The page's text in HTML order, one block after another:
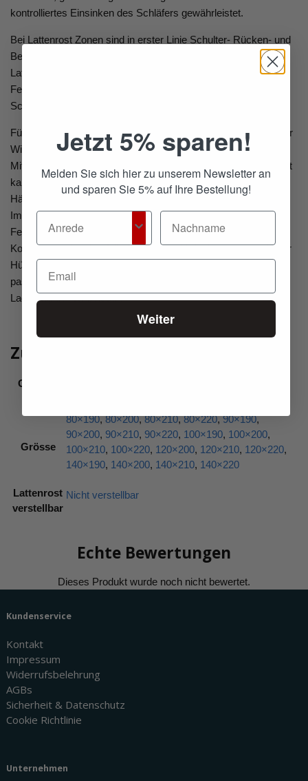
kontrolliertes Einsinken des Schläfers gewährleistet. ​
Bei Lattenrost Zonen sind in erster Linie Schulter- Rücken- und
Beckenbereich von Bedeutung. In der Schulterzone verfügt die
Lattenrost-Serie Quattro+ über besonders flexible
Federholzleisten, die in der Seitenlage das Einsinken der
Schulter begünstigen. ​
Für die ergonomisch korrekte und daher gesunde Lagerung der
Wirbelsäule im Rückenbereich wird bei der Quattro+ Serie die
Mittelzone verstärkt. Je nach Schlafposition und Körpergewicht
kann die Flexibilität der Leisten in dieser Zone mittels
Härtegradversteller reguliert werden.​
Im Bereich des Beckens existieren ebenfalls nachgiebigere
Federholzleisten, die den Druck ideal aufnehmen. Diese
Komfortzone ist ebenfalls für Seitenschläfer bedeutsam, da der
Hüftbereich tiefer einsinken kann. In Kombination mit der
passenden Matratze erreicht man auf diese Weise ein gerade
Lagerung der Wirbelsäule.​
Zusätzliche Informationen
Gewicht
Grösse
80×190,80×200,80×210,80×220,90×190,
90×200, 90×210, 90×220, 100×190, 100×200,
100×210, 100×220, 120×200, 120×210, 120×220,
140×190, 140×200, 140×210, 140×220
Lattenrost
verstellbar
Nicht verstellbar
Echte Bewertungen
Kundenservice
Kontakt
Impressum
Widerrufsbelehrung
AGBs
Sicherheit & Datenschutz
Cookie Richtlinie
Unternehmen
Jetzt 5% sparen!
Melden Sie sich hier zu unserem Newsletter an
und sparen Sie 5% auf Ihre Bestellung!
Weiter